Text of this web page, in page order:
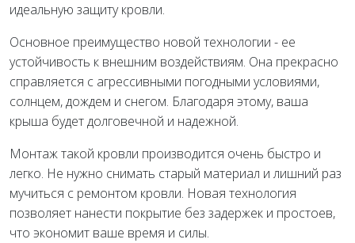
идеальную защиту кровли.
Основное преимущество новой технологии - ее
устойчивость к внешним воздействиям. Она прекрасно
справляется с агрессивными погодными условиями,
солнцем, дождем и снегом. Благодаря этому, ваша
крыша будет долговечной и надежной.
Монтаж такой кровли производится очень быстро и
легко. Не нужно снимать старый материал и лишний раз
мучиться с ремонтом кровли. Новая технология
позволяет нанести покрытие без задержек и простоев,
что экономит ваше время и силы.